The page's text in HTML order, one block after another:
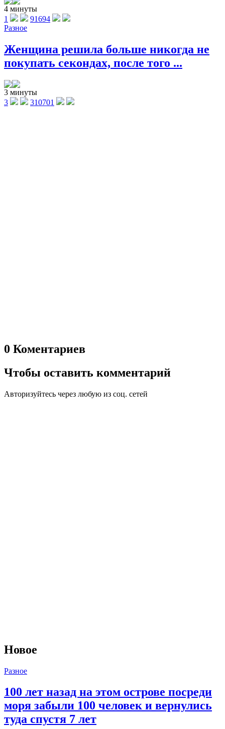
4 минуты
1
91694
Разное
Женщина решила больше никогда не
покупать секондах, после того ...
3 минуты
3
310701
0 Коментариев
Чтобы оставить комментарий
Авторизуйтесь через любую из соц. сетей
Новое
Разное
100 лет назад на этом острове посреди
моря забыли 100 человек и вернулись
туда спустя 7 лет